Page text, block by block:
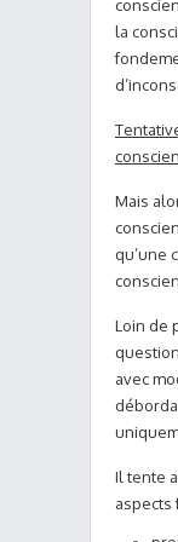
la
Mais
qu’une
Loin de
avec
Il tente
aspects